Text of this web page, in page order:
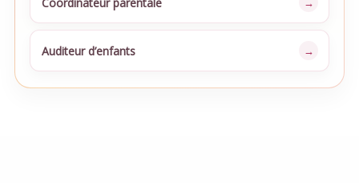
Auditeur d’enfants